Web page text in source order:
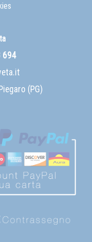
694
(PG)